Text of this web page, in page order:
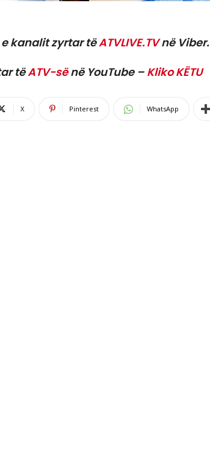
kanalit zyrtar tëATVLIVE.TVnë Viber.
tëATV-sënë YouTube – Kliko KËTU
X Pinterest WhatsApp